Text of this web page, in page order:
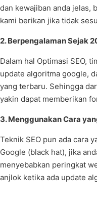
dan kewajiban anda jelas,
kami berikan jika tidak
2. Berpengalaman Sejak
Dalam hal Optimasi SEO,
update algoritma google,
yang terbaru. Sehingga
yakin dapat memberikan
3. Menggunakan Cara
Teknik SEO pun ada cara
Google (black hat), jika
menyebabkan peringkat
anjlok ketika ada update